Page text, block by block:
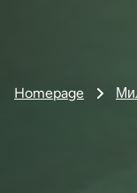
Homepage